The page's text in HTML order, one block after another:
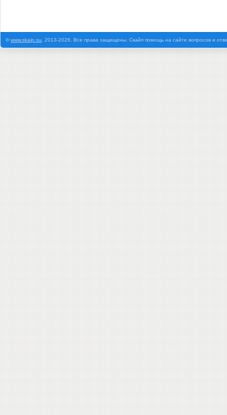
©www.skaip.su , 2013-2026. Все права защищены. Скайп помощь на сайте вопросов и